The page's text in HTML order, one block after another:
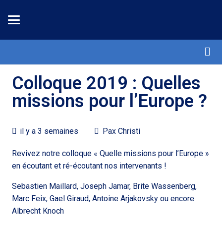
Colloque 2019 : Quelles
missions pour l’Europe ?
il y a 3 semaines Pax Christi
Revivez notre colloque « Quelle missions pour l’Europe »
en écoutant et ré-écoutant nos intervenants !
Sebastien Maillard, Joseph Jamar, Brite Wassenberg,
Marc Feix, Gael Giraud, Antoine Arjakovsky ou encore
Albrecht Knoch